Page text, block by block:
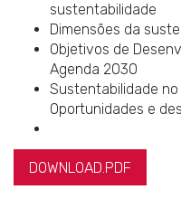
sustentabilidade
Dimensões da
Objetivos de
Agenda 2030
Sustentabilidade
Oportunidades e
DOWNLOAD.PDF